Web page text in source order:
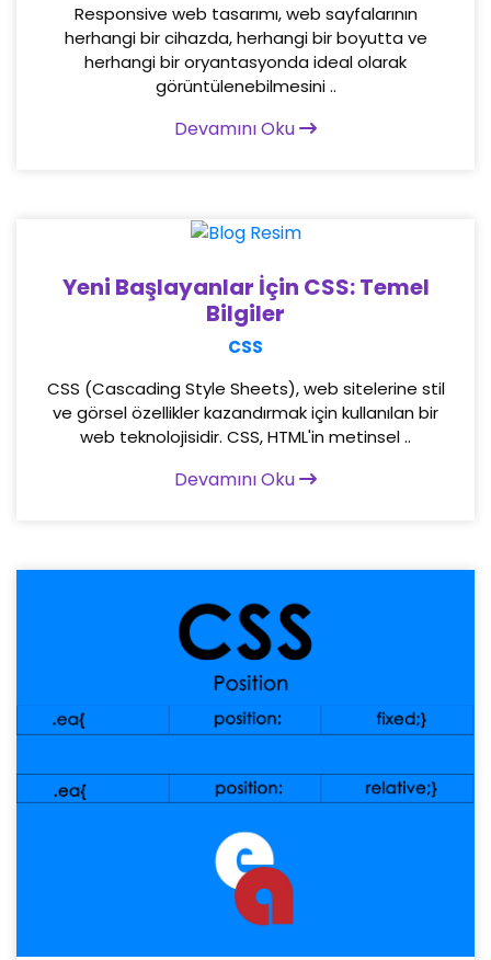
Responsive web tasarımı, web sayfalarının
herhangi bir cihazda, herhangi bir boyutta ve
herhangi bir oryantasyonda ideal olarak
görüntülenebilmesini ..
Devamını Oku
Yeni Başlayanlar İçin CSS: Temel
Bilgiler
CSS
CSS (Cascading Style Sheets), web sitelerine stil
ve görsel özellikler kazandırmak için kullanılan bir
web teknolojisidir. CSS, HTML'in metinsel ..
Devamını Oku